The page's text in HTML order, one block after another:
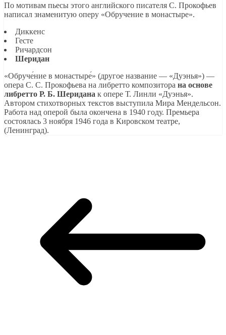
По мотивам пьесы этого английского писателя С. Прокофьев
написал знаменитую оперу «Обручение в монастыре».
Диккенс
Гесте
Ричардсон
Шеридан
«Обруче́ние в монастыре́» (другое название — «Дуэнья») —
опера С. С. Прокофьева на либретто композитора на основе
либретто Р. Б. Шеридана к опере Т. Линли «Дуэнья».
Автором стихотворных текстов выступила Мира Мендельсон.
Работа над оперой была окончена в 1940 году. Премьера
состоялась 3 ноября 1946 года в Кировском театре,
(Ленинград).